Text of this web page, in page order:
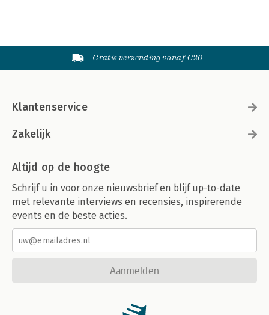
Gratis verzending vanaf €20
Klantenservice
Zakelijk
Altijd op de hoogte
Schrijf u in voor onze nieuwsbrief en blijf up-to-date
met relevante interviews en recensies, inspirerende
events en de beste acties.
Aanmelden